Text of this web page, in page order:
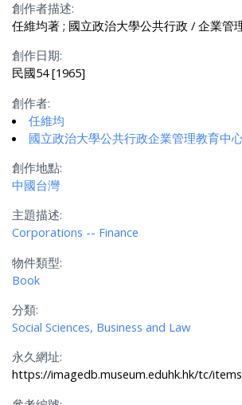
創作者描述:
任維均著 ; 國立政治大學公共行政 / 企業管
創作日期:
民國54 [1965]
創作者:
任維均
國立政治大學公共行政企業管理教育中
創作地點:
中國台灣
主題描述:
Corporations -- Finance
物件類型:
Book
分類:
Social Sciences, Business and Law
永久網址:
https://imagedb.museum.eduhk.hk/tc/